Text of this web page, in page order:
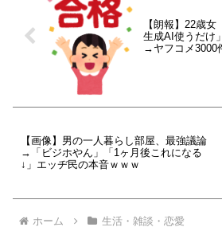
【朗報】22歳女
生成AI使うだけ
→ヤフコメ3000
【画像】男の一人暮らし部屋、最強議論
→「ビジホやん」「1ヶ月後これになる
↓」エッヂ民の本音ｗｗｗ
ホーム 生活・雑談・恋愛